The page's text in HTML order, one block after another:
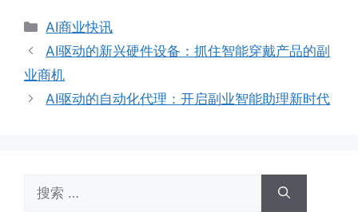
分
类
AI商业快讯
AI驱动的新兴硬件设备：抓住智能穿戴产品的副
业商机
AI驱动的自动化代理：开启副业智能助理新时代
索：